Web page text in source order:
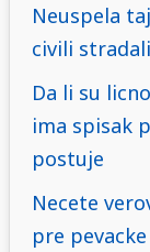
Neuspela
civili
Da li su
ima spisak
postuje
Necete
pre